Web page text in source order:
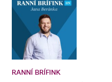
RANNÍ BRÍFINK